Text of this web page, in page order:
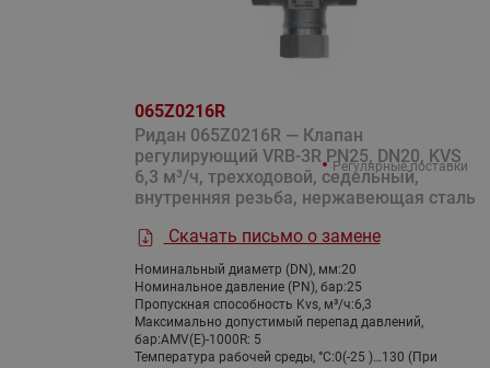
065Z0216R
Ридан 065Z0216R — Клапан
регулирующий VRB-3R PN25, DN20, KVS
6,3 м³/ч, трехходовой, седельный,
внутренняя резьба, нержавеющая сталь
Скачать письмо о замене
Номинальный диаметр (DN), мм:20
Номинальное давление (PN), бар:25
Пропускная способность Kvs, м³/ч:6,3
Максимально допустимый перепад давлений,
бар:AMV(E)-1000R: 5
Температура рабочей среды, °С:0(-25 )…130 (При
Регулярные поставки